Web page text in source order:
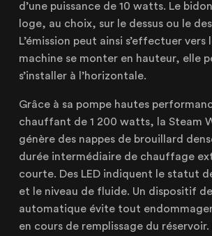
NOTRE
NOS EXPERTISES
NOS
NOS PRODUITS À
NOS PRODUITS À
CERTIFIÉE ISO
Lille
d’une puissance de 10 watts. Le
loge, au choix, sur le dessus ou le
L’émission peut ainsi s’effectuer
machine se monter en hauteur, elle
s’installer à l’horizontale.
Grâce à sa pompe hautes
chauffant de 1 200 watts, la Steam
génère des nappes de brouillard
durée intermédiaire de chauffage
courte. Des LED indiquent le statut
et le niveau de fluide. Un dispositif
automatique évite tout
en cours de remplissage du réservoir.